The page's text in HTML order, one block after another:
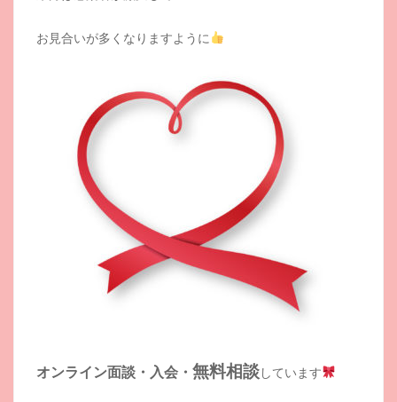
お見合いが多くなりますように
オンライン面談・入会・ 無料相談しています